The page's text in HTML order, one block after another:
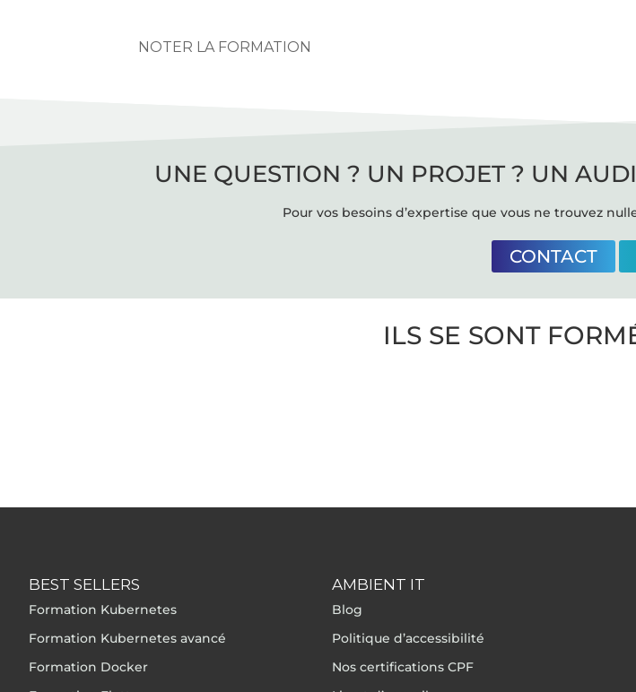
NOTER LA FORMATION
UNE QUESTION ? UN PROJET ? UN
Pour vos besoins d’expertise que vous ne trouvez
CONTACT
ILS SE SONT
BEST SELLERS
Formation Kubernetes
Formation Kubernetes avancé
Formation Docker
AMBIENT IT
Blog
Politique d’accessibilité
Nos certifications CPF